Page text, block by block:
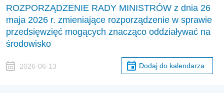
ROZPORZĄDZENIE RADY MINISTRÓW z dnia 26
maja 2026 r. zmieniające rozporządzenie w sprawie
przedsięwzięć mogących znacząco oddziaływać na
środowisko
2026-06-13 Dodaj do kalendarza